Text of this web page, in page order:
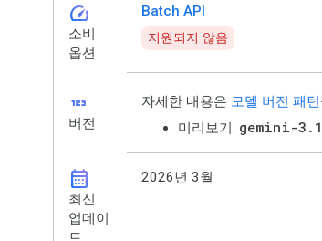
speed
소비
옵션
Batch API
지원되지 않음
123
버전
자세한 내용은 모델 버전 패턴
미리보기: gemini-
calendar_month
최신
업데이
트
2026년 3월